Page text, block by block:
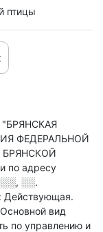
птицы
ФЕДЕРАЛЬНОЙ
по адресу
░░.
Действующая.
Основной вид
по управлению и